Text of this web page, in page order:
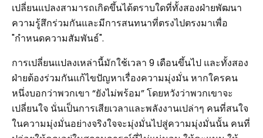
เปลี่ยนแปลงสามารถเกิดขึ้นได้ตราบใดที่ทั้งสองฝ่ายพัฒนา
ความรู้สึกร่วมกันและมีการสนทนาที่ตรงไปตรงมาเพื่อ
"กำหนดความสัมพันธ์".
การเปลี่ยนแปลงเหล่านี้มักใช้เวลา 9 เดือนขึ้นไป และทั้งสอง
ฝ่ายต้องร่วมกันแก้ไขปัญหาเรื่องความมุ่งมั่น หากใครคน
หนึ่งบอกว่าพวกเขา “ยังไม่พร้อม” โดยหวังว่าพวกเขาจะ
เปลี่ยนใจ นั่นเป็นการเสียเวลาและพลังงานเปล่าๆ คนที่สนใจ
ในความมุ่งมั่นอย่างจริงใจจะมุ่งมั่นไปสู่ความมุ่งมั่นนั้น คนที่